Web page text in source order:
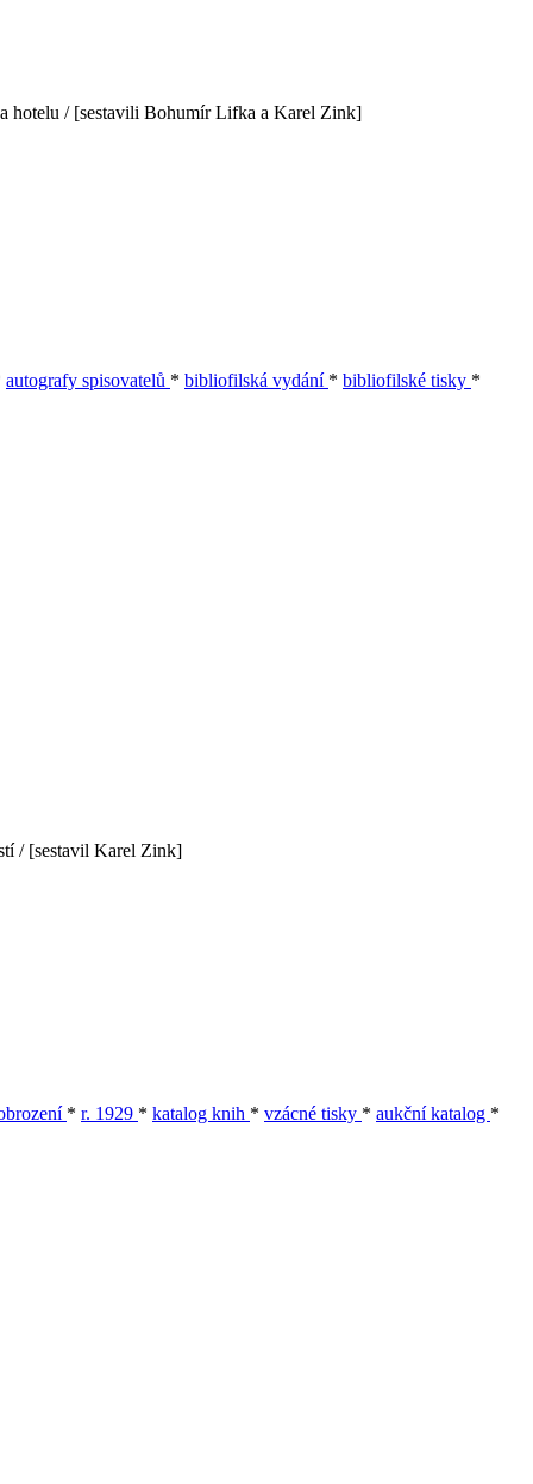
hotelu / [sestavili Bohumír Lifka a Karel Zink]
autografy spisovatelů * bibliofilská vydání * bibliofilské tisky *
/ [sestavil Karel Zink]
* r. 1929 * katalog knih * vzácné tisky * aukční katalog *